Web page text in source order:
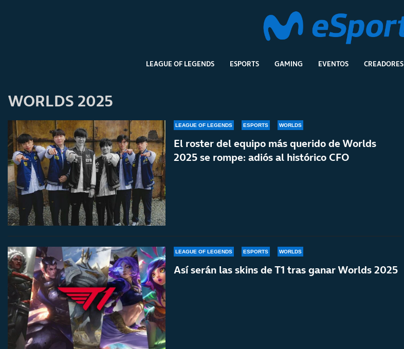
LEAGUE OF LEGENDS ESPORTS GAMING EVENTOS CREADORES
WORLDS 2025
LEAGUE OF LEGENDS ESPORTS WORLDS
El roster del equipo más querido de Worlds
2025 se rompe: adiós al histórico CFO
LEAGUE OF LEGENDS ESPORTS WORLDS
Así serán las skins de T1 tras ganar Worlds 2025